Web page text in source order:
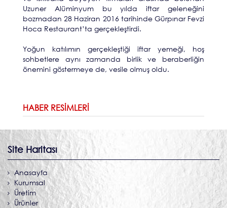
Uzuner Alüminyum bu yılda iftar geleneğini
bozmadan 28 Haziran 2016 tarihinde Gürpınar Fevzi
Hoca Restaurant’ta gerçekleştirdi.
Yoğun katılımın gerçekleştiği iftar yemeği, hoş
sohbetlere aynı zamanda birlik ve beraberliğin
önemini göstermeye de, vesile olmuş oldu.
HABER RESIMLERI
Site Haritası
Anasayfa
Kurumsal
Üretim
Ürünler